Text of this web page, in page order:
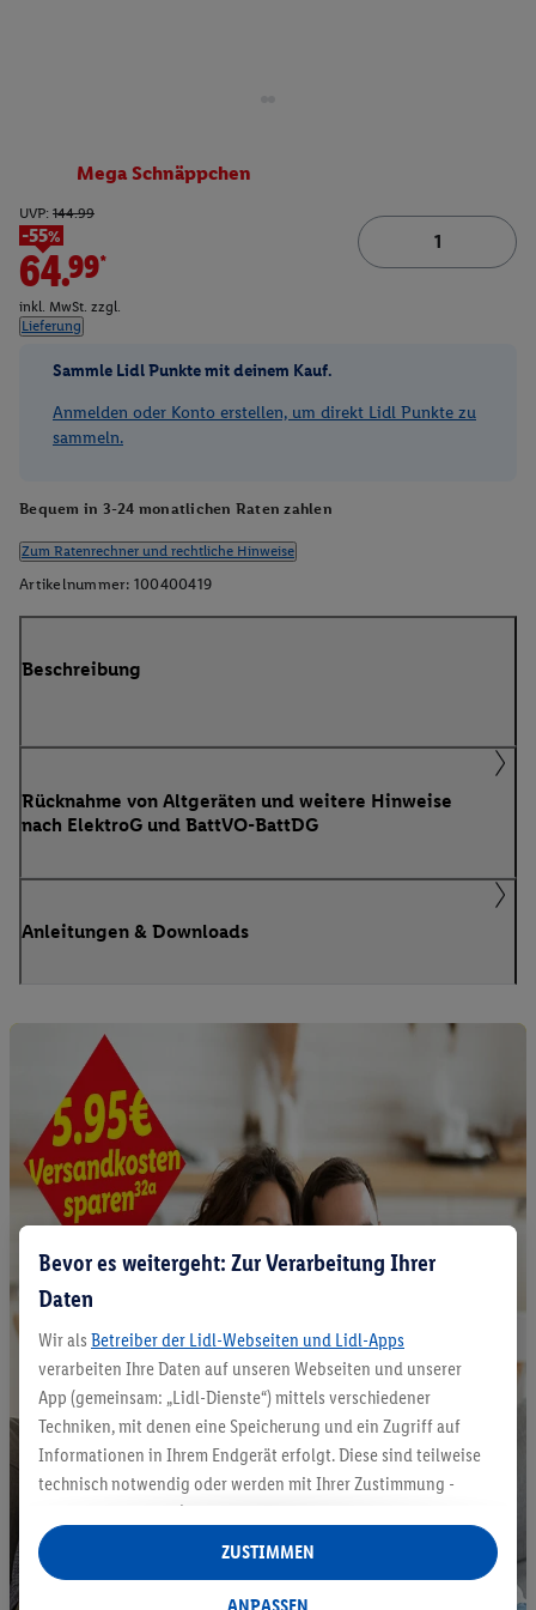
Mega Schnäppchen
UVP: 144.99
-55%
64.99*
inkl. MwSt. zzgl.
Lieferung
Sammle Lidl Punkte mit deinem Kauf.
Anmelden oder Konto erstellen, um direkt Lidl Punkte zu
sammeln.
Bequem in 3-24 monatlichen Raten zahlen
Zum Ratenrechner und rechtliche Hinweise
Artikelnummer: 100400419
Beschreibung
Rücknahme von Altgeräten und weitere Hinweise
nach ElektroG und BattVO-BattDG
Anleitungen & Downloads
Bevor es weitergeht: Zur Verarbeitung Ihrer
Daten
Wir als Betreiber der Lidl-Webseiten und Lidl-Apps
verarbeiten Ihre Daten auf unseren Webseiten und unserer
App (gemeinsam: „Lidl-Dienste“) mittels verschiedener
Techniken, mit denen eine Speicherung und ein Zugriff auf
Informationen in Ihrem Endgerät erfolgt. Diese sind teilweise
technisch notwendig oder werden mit Ihrer Zustimmung -
auch durch Partner (u.a.
Verantwortliche; im Zusammenhang mit dem IAB TCF
insgesamt
Statistik-Erstellung oder für personalisierte Werbung
ZUSTIMMEN